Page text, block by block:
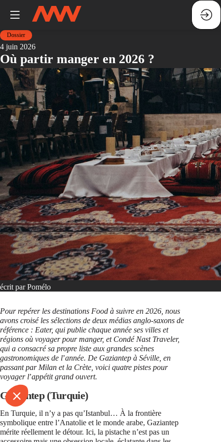
Dossier
4 juin 2026
Où partir manger en 2026 ?
écrit parPomélo
Pour repérer les destinations Food à suivre en 2026, nous
avons croisé les sélections de deux médias anglo-saxons de
référence : Eater, qui publie chaque année ses villes et
régions où voyager pour manger, et Condé Nast Traveler,
qui a consacré sa propre liste aux grandes scènes
gastronomiques de l’année. De Gaziantep à Séville, en
passant par Milan et la Crète, voici quatre pistes pour
voyager l’appétit grand ouvert.
Gaziantep (Turquie)
En Turquie, il n’y a pas qu’Istanbul… À la frontière
symbolique entre l’Anatolie et le monde arabe, Gaziantep
mérite réellement le détour. Ici, la pistache n’est pas un